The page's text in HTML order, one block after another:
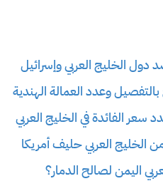
دول الخليج العربي وإسرائيل
وعدد العمالة الهندية
سعر الفائدة في الخليج العربي
الخليج العربي حليف أمريكا
اليمن لصالح الدمار؟